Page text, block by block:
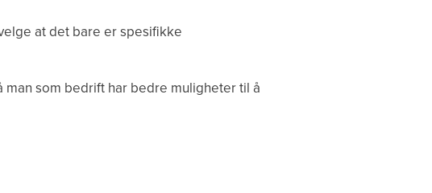
at det bare er spesifikke
som bedrift har bedre muligheter til å